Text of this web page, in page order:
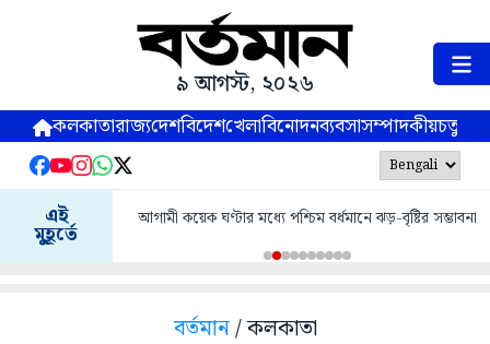
৯ আগস্ট, ২০২৬
কলকাতারাজ্যদেশবিদেশখেলাবিনোদনব্যবসাসম্পাদকীয়
এই
মুহূর্তে
আগামী কয়েক ঘণ্টার মধ্যে পশ্চিম বর্ধমানে ঝড়-বৃষ্টির সম্ভাবনা
বর্তমান/ কলকাতা